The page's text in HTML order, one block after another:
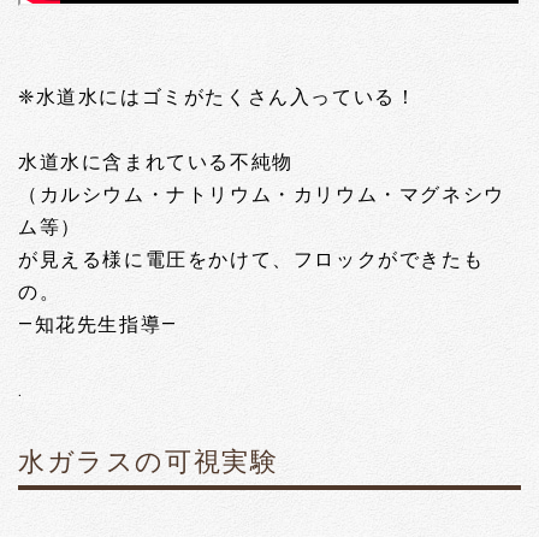
❈水道水にはゴミがたくさん入っている！
水道水に含まれている不純物
（カルシウム・ナトリウム・カリウム・マグネシウ
ム等）
が見える様に電圧をかけて、フロックができたも
の。
―知花先生指導―
.
水ガラスの可視実験